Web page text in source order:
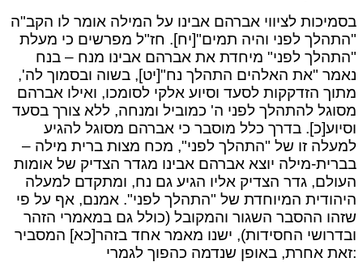
בסמיכות לציווי אברהם אבינו על המילה אומר לו הקב"ה
"התהלך לפני והיה תמים"[יח]. חז"ל מפרשים כי מעלת
"התהלך לפני" מיחדת את אברהם אבינו מנח – בנח
נאמר "את האלהים התהלך נח"[יט], בשוה ובסמוך לה',
מתוך הזדקקות לסעד וסיוע אלקי לסומכו, ואילו אברהם
מסוגל להתהלך לפני ה' כמוביל ומנחה, ללא צורך בסעד
וסיוע[כ]. בדרך כלל מוסבר כי אברהם מסוגל להגיע
למעלה זו של "התהלך לפני", מכח מצות ברית מילה –
בברית-מילה יוצא אברהם אבינו מגדר הצדיק של אומות
העולם, גדר הצדיק אליו הגיע גם נח, ומתקדם למעלה
היהודית המיוחדת של "התהלך לפני". אמנם, אף על פי
שזהו ההסבר השגור והמקובל (כולל גם במאמרי הזהר
ובדרושי החסידות), ישנו מאמר אחד בזהר[כא] המסביר
זאת אחרת, באופן שנדמה כהפוך לגמרי: